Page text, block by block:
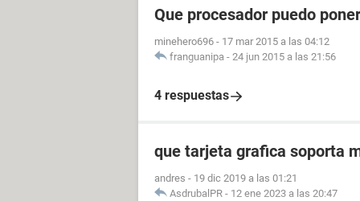
Que procesador puedo
minehero696 - 17 mar 2015 a las 04:12
franguanipa - 24 jun 2015 a las 21:56
4 respuestas
que tarjeta grafica soporta
andres - 19 dic 2019 a las 01:21
AsdrubalPR - 12 ene 2023 a las 20:47